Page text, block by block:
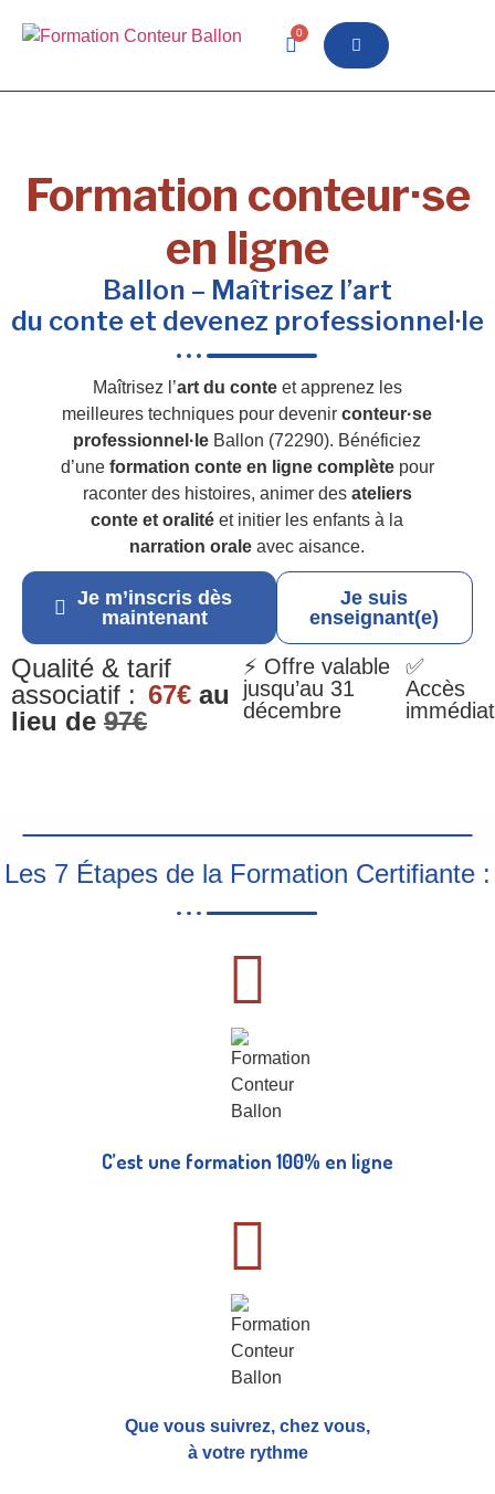
0
Formation conteur·se
en ligne
Ballon – Maîtrisez l’art
du conte et devenez professionnel·le
Maîtrisez l’art du conteet apprenez les
meilleures techniques pour devenirconteur·se
professionnel·le Ballon (72290). Bénéficiez
d’une formation conte en ligne complètepour
raconter des histoires, animer des ateliers
conte et oralité et initier les enfants à la
narration orale avec aisance.
Je m’inscris dès
maintenant
Je suis
enseignant(e)
Qualité & tarif
associatif : 67€ au
lieu de 97€
⚡ Offre valable
jusqu’au 31
décembre
✅
Accès
immédiat
Les 7 Étapes de la Formation Certifiante :
C’est une formation 100% en ligne
Que vous suivrez, chez vous,
à votre rythme